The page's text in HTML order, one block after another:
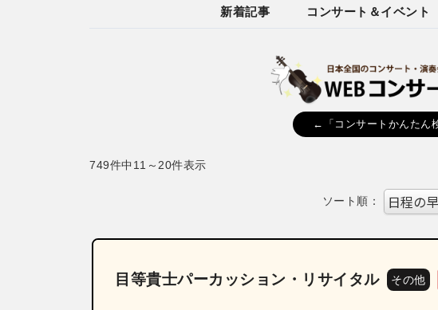
新着記事 コンサート＆イベント
←「コンサートかんたん
749件中11～20件表示
ソート順：
目等貴士パーカッション・リサイタル その他